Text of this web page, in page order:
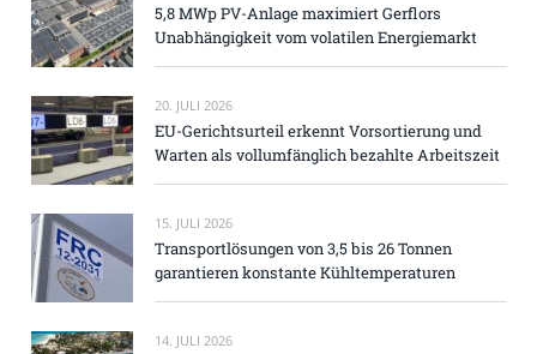
5,8 MWp PV-Anlage maximiert Gerflors
Unabhängigkeit vom volatilen Energiemarkt
20. JULI 2026
EU-Gerichtsurteil erkennt Vorsortierung und
Warten als vollumfänglich bezahlte Arbeitszeit
15. JULI 2026
Transportlösungen von 3,5 bis 26 Tonnen
garantieren konstante Kühltemperaturen
14. JULI 2026